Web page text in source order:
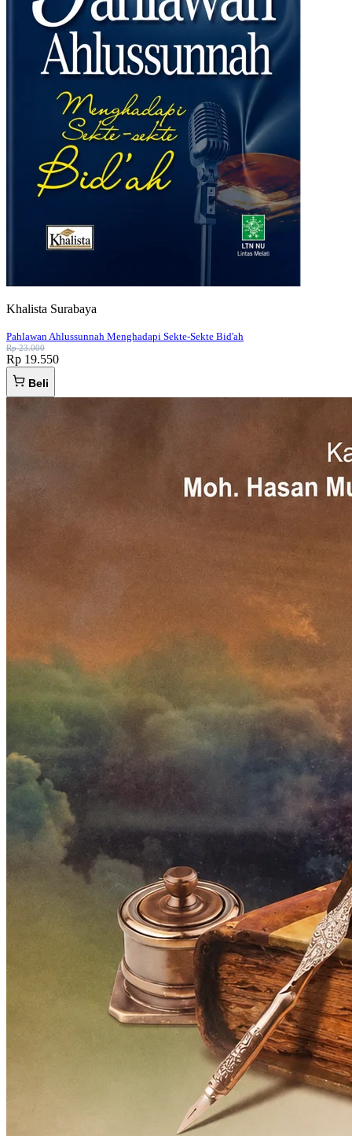
Khalista Surabaya
Pahlawan Ahlussunnah Menghadapi Sekte-Sekte Bid'ah
Rp 23.000
Rp 19.550
Beli